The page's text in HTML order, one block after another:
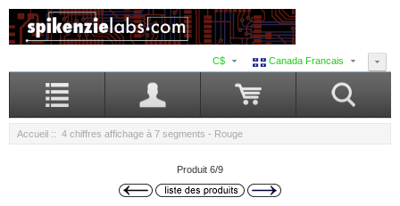
Canada Francais
C$
Accueil :: 4 chiffres affichage à 7 segments - Rouge
Produit 6/9